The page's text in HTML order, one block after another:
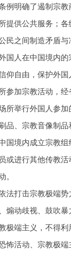
例明确了遏制宗
提供公共服务；
民之间制造矛盾与
国人在中国境内
仰自由，保护外
参加宗教活动，
所举行外国人参
品、宗教音像制
国境内成立宗教
或进行其他传教
。
法打击宗教极端
煽动歧视、鼓吹
极端主义，不得
怖活动、宗教极端